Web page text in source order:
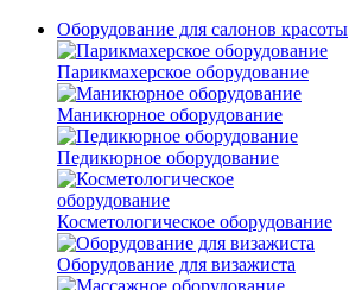
Оборудование для салонов красоты
Парикмахерское оборудование
Маникюрное оборудование
Педикюрное оборудование
Косметологическое оборудование
Оборудование для визажиста